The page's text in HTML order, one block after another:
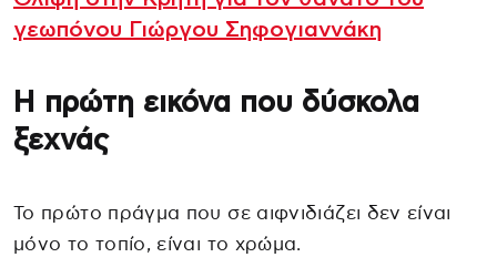
γεωπόνου Γιώργου Σηφογιαννάκη
Η πρώτη εικόνα που δύσκολα
ξεχνάς
Το πρώτο πράγμα που σε αιφνιδιάζει δεν είναι
μόνο το τοπίο, είναι το χρώμα.